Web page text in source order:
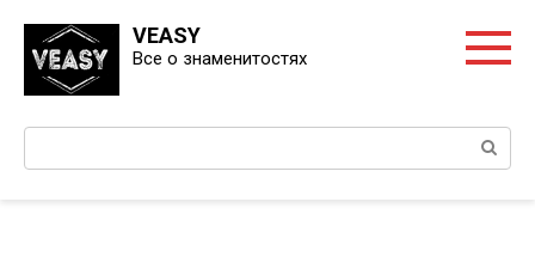
контенту
VEASY
Все о знаменитостях